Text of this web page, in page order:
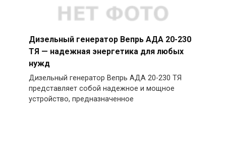
Дизельный генератор Вепрь АДА 20-230
ТЯ — надежная энергетика для любых
нужд
Дизельный генератор Вепрь АДА 20-230 ТЯ
представляет собой надежное и мощное
устройство, предназначенное